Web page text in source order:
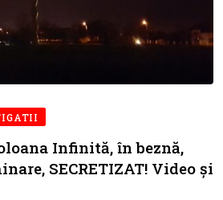
Infinită, în beznă,
SECRETIZAT! Video și